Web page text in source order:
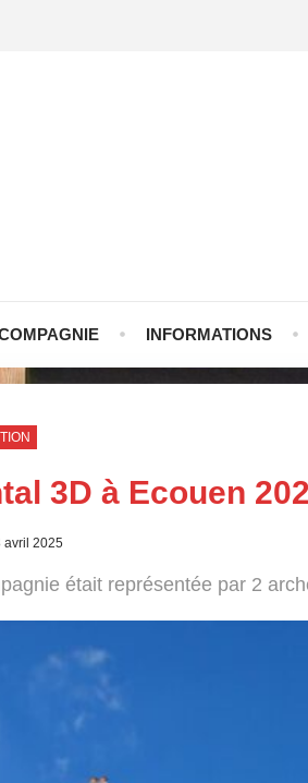
INFORMATIONS
3D à Ecouen
avril 2025
était représentée par 2